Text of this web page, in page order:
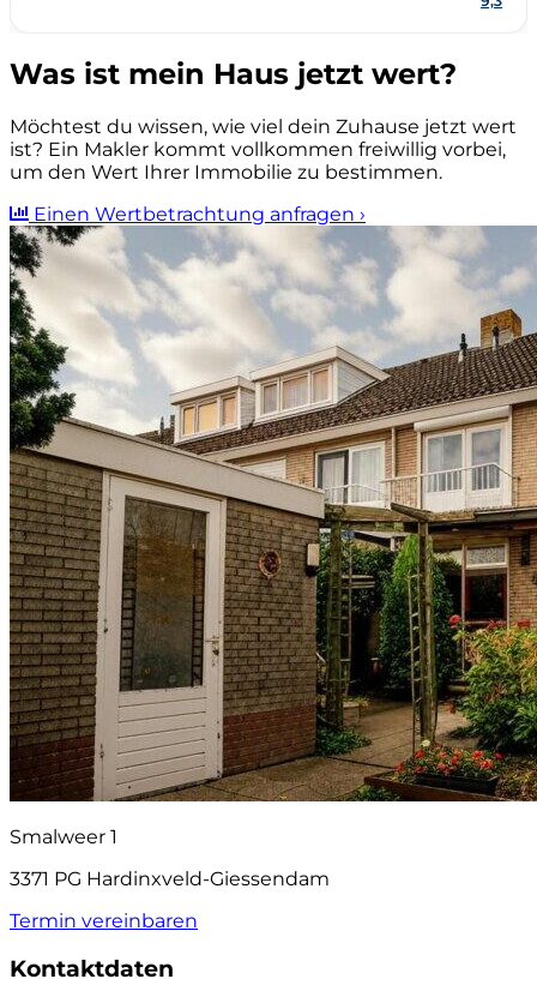
Was ist mein Haus jetzt wert?
Möchtest du wissen, wie viel dein Zuhause jetzt wert
ist? Ein Makler kommt vollkommen freiwillig vorbei,
um den Wert Ihrer Immobilie zu bestimmen.
Einen Wertbetrachtung anfragen ›
Smalweer 1
3371 PG Hardinxveld-Giessendam
Termin vereinbaren
Kontaktdaten